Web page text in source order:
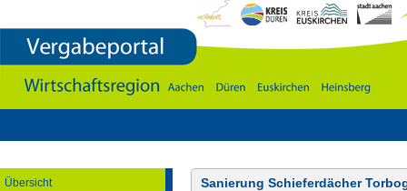
Aachen
DÃ¼ren
Heinsberg
Übersicht Sanierung Schieferdächer